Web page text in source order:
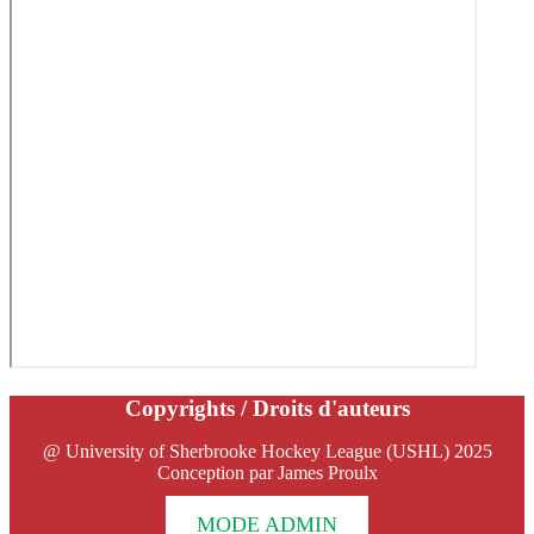
Copyrights / Droits d'auteurs
@ University of Sherbrooke Hockey League (USHL) 2025
Conception par James Proulx
MODE ADMIN